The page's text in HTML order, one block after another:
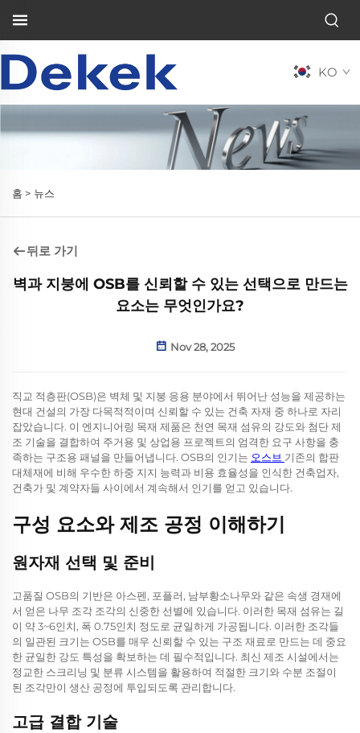
KO
홈 > 뉴스
뒤로 가기
벽과 지붕에 OSB를 신뢰할 수 있는 선택으로 만드는
요소는 무엇인가요?
Nov 28, 2025
직교 적층판(OSB)은 벽체 및 지붕 응용 분야에서 뛰어난 성능을 제공하는
현대 건설의 가장 다목적적이며 신뢰할 수 있는 건축 자재 중 하나로 자리
잡았습니다. 이 엔지니어링 목재 제품은 천연 목재 섬유의 강도와 첨단 제
조 기술을 결합하여 주거용 및 상업용 프로젝트의 엄격한 요구 사항을 충
족하는 구조용 패널을 만들어냅니다. OSB의 인기는 오스브 기존의 합판
대체재에 비해 우수한 하중 지지 능력과 비용 효율성을 인식한 건축업자,
건축가 및 계약자들 사이에서 계속해서 인기를 얻고 있습니다.
구성 요소와 제조 공정 이해하기
원자재 선택 및 준비
고품질 OSB의 기반은 아스펜, 포플러, 남부황소나무와 같은 속생 경재에
서 얻은 나무 조각 조각의 신중한 선별에 있습니다. 이러한 목재 섬유는 길
이 약 3~6인치, 폭 0.75인치 정도로 균일하게 가공됩니다. 이러한 조각들
의 일관된 크기는 OSB를 매우 신뢰할 수 있는 구조 재료로 만드는 데 중요
한 균일한 강도 특성을 확보하는 데 필수적입니다. 최신 제조 시설에서는
정교한 스크리닝 및 분류 시스템을 활용하여 적절한 크기와 수분 조절이
된 조각만이 생산 공정에 투입되도록 관리합니다.
고급 결합 기술